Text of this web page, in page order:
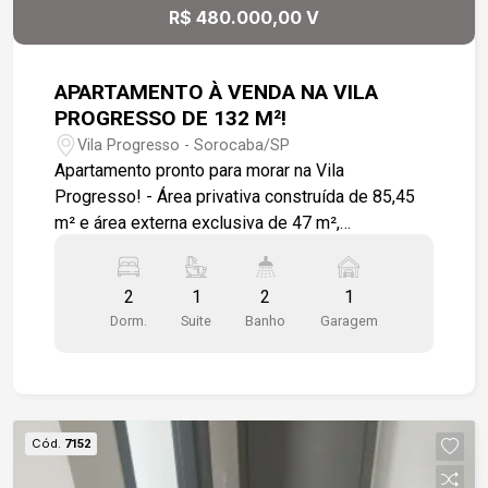
diversos serviços.
R$ 480.000,00 V
APARTAMENTO À VENDA NA VILA
PROGRESSO DE 132 M²!
Vila Progresso - Sorocaba/SP
Apartamento pronto para morar na Vila
Progresso! - Área privativa construída de 85,45
m² e área externa exclusiva de 47 m²,
Empreendimento em torre única com elevador. -
O imóvel dispõe de 02 dormitórios, sendo 01
suíte. - Acabamentos entregues com piso em
tabicado em todos os ambientes. - Conta com
infraestrutura para ar-condicionado na sala e nos
2
Dorm.
1
Suite
2
Banho
1
Garagem
Cód. 7152